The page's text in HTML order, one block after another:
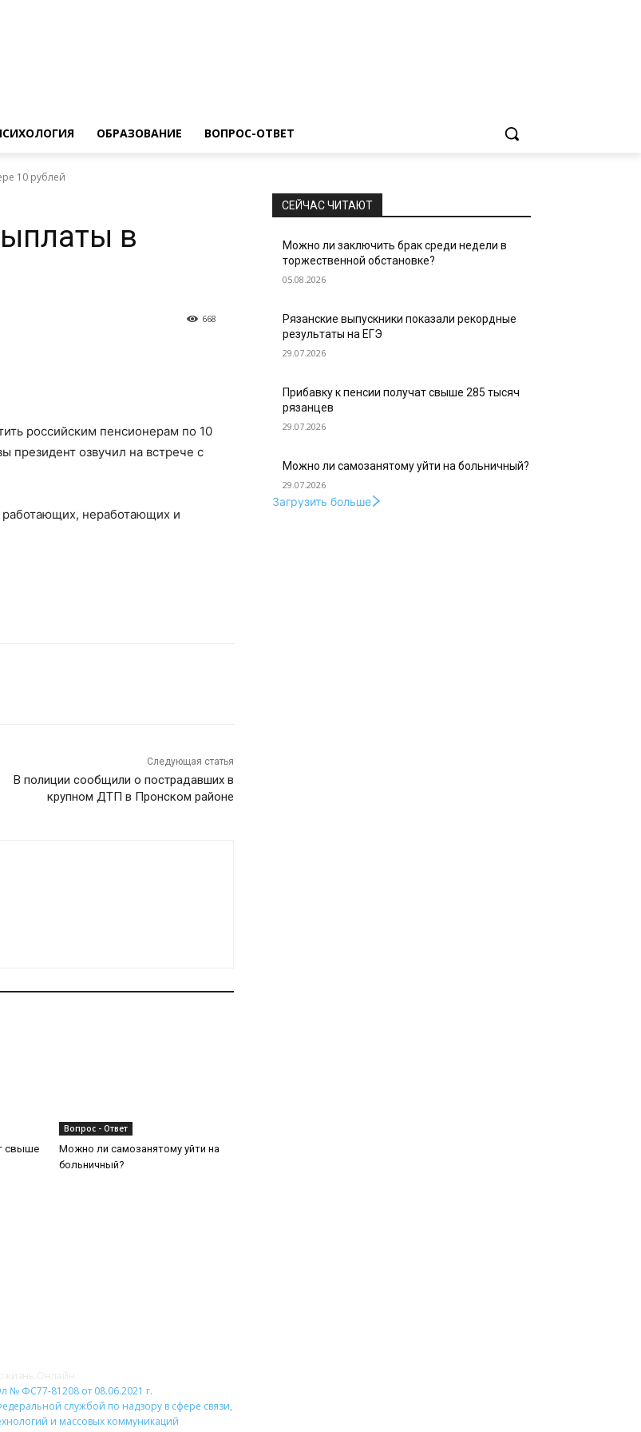
ОБРАЗОВАНИЕ ВОПРОС-ОТВЕТ
10 рублей
в
668
российским пенсионерам по 10
президент озвучил на встрече с
работающих, неработающих и
Следующая статья
В полиции сообщили о пострадавших в
крупном ДТП в Пронском районе
свыше
Вопрос - Ответ
Можно ли самозанятому уйти на
больничный?
СЕЙЧАС ЧИТАЮТ
Можно ли заключить брак среди недели в
торжественной обстановке?
05.08.2026
Рязанские выпускники показали рекордные
результаты на ЕГЭ
29.07.2026
Прибавку к пенсии получат свыше 285 тысяч
рязанцев
29.07.2026
Можно ли самозанятому уйти на больничный?
29.07.2026
Загрузить больше
№ ФС77-81208 от 08.06.2021 г.
службой по надзору в сфере связи,
и массовых коммуникаций